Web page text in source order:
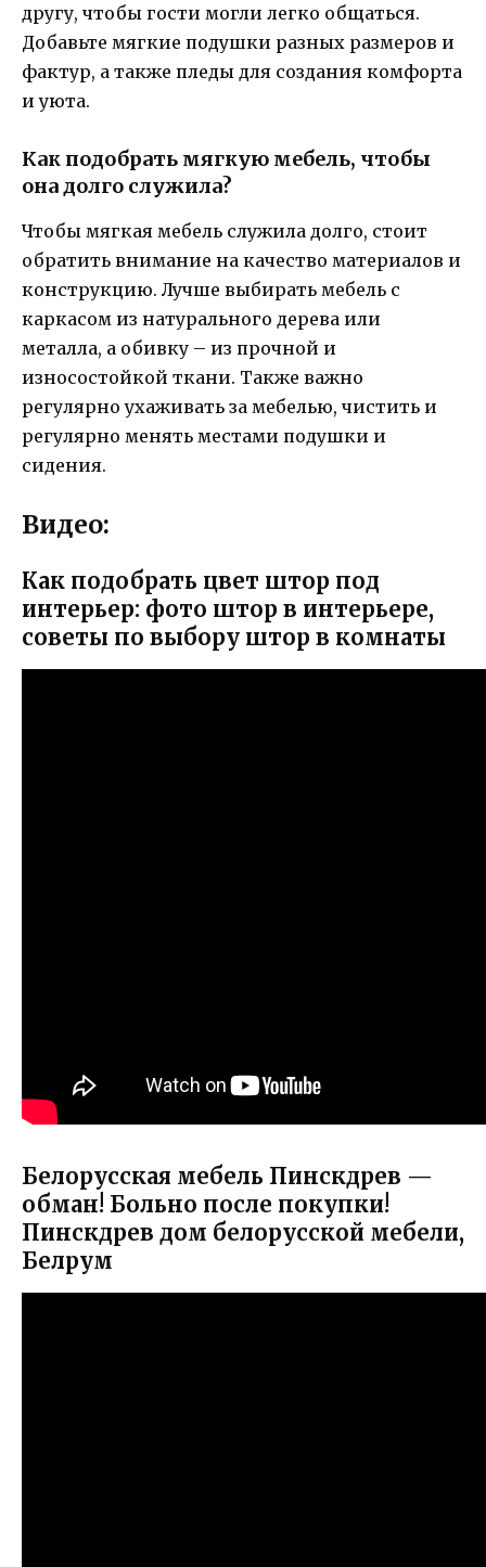
другу, чтобы гости могли легко общаться.
Добавьте мягкие подушки разных размеров и
фактур, а также пледы для создания комфорта
и уюта.
Как подобрать мягкую мебель, чтобы
она долго служила?
Чтобы мягкая мебель служила долго, стоит
обратить внимание на качество материалов и
конструкцию. Лучше выбирать мебель с
каркасом из натурального дерева или
металла, а обивку – из прочной и
износостойкой ткани. Также важно
регулярно ухаживать за мебелью, чистить и
регулярно менять местами подушки и
сидения.
Видео:
Как подобрать цвет штор под
интерьер: фото штор в интерьере,
советы по выбору штор в комнаты
Белорусская мебель Пинскдрев —
обман! Больно после покупки!
Пинскдрев дом белорусской мебели,
Белрум